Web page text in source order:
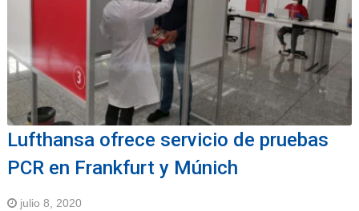
Lufthansa ofrece servicio de pruebas
PCR en Frankfurt y Múnich
julio 8, 2020